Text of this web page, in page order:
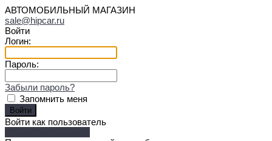
АВТОМОБИЛЬНЫЙ МАГАЗИН
sale@hipcar.ru
Войти
Логин:
Пароль:
Забыли пароль?
Запомнить меня
Войти как пользователь